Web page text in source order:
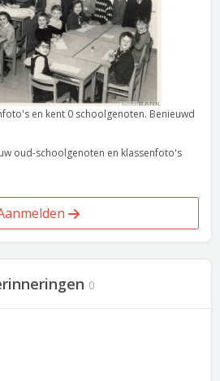
en kent 0 schoolgenoten. Benieuwd
oud-schoolgenoten en klassenfoto's
0